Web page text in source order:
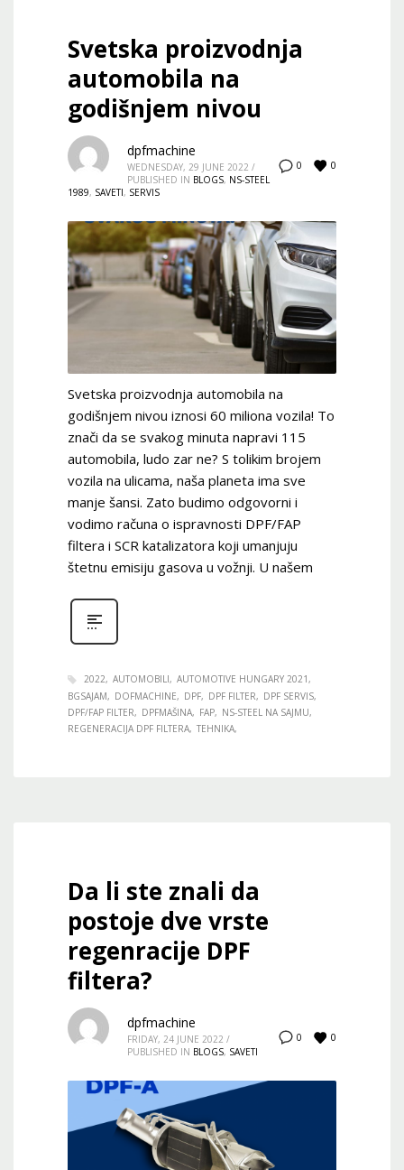
Svetska proizvodnja
automobila na
godišnjem nivou
0 0
dpfmachine
WEDNESDAY, 29 JUNE 2022 /
PUBLISHED IN BLOGS, NS-STEEL
1989, SAVETI, SERVIS
Svetska proizvodnja automobila na
godišnjem nivou iznosi 60 miliona vozila! To
znači da se svakog minuta napravi 115
automobila, ludo zar ne? S tolikim brojem
vozila na ulicama, naša planeta ima sve
manje šansi. Zato budimo odgovorni i
vodimo računa o ispravnosti DPF/FAP
filtera i SCR katalizatora koji umanjuju
štetnu emisiju gasova u vožnji. U našem
2022 AUTOMOBILI
AUTOMOTIVE HUNGARY 2021
BGSAJAM
DOFMACHINE DPF DPF FILTER
DPF SERVIS
DPF/FAP FILTER
DPFMAŠINA FAP
NS-STEEL NA SAJMU
REGENERACIJA DPF FILTERA TEHNIKA
Da li ste znali da
postoje dve vrste
regenracije DPF
filtera?
0 0
dpfmachine
FRIDAY, 24 JUNE 2022 /
PUBLISHED IN BLOGS, SAVETI